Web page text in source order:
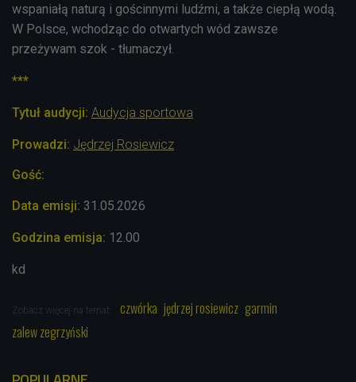
wspaniałą naturą i gościnnymi ludźmi, a także ciepłą wodą.
W Polsce, wchodząc do otwartych wód zawsze
przeżywam szok - tłumaczył.
***
Tytuł audycji: Audycja sportowa
Prowadzi: Jędrzej Rosiewicz
Gość:
Data emisji: 31.05 .2026
Godzina emisja: 12.00
kd
Zobacz więcej na temat: czwórka jędrzej rosiewicz garmin
zalew zegrzyński